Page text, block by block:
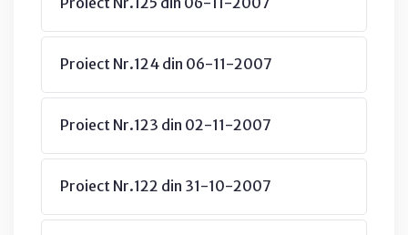
Proiect Nr.124 din 06-11-2007
Proiect Nr.123 din 02-11-2007
Proiect Nr.122 din 31-10-2007